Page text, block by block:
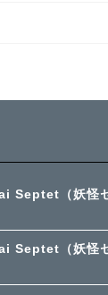
Septet（妖怪
Septet（妖怪